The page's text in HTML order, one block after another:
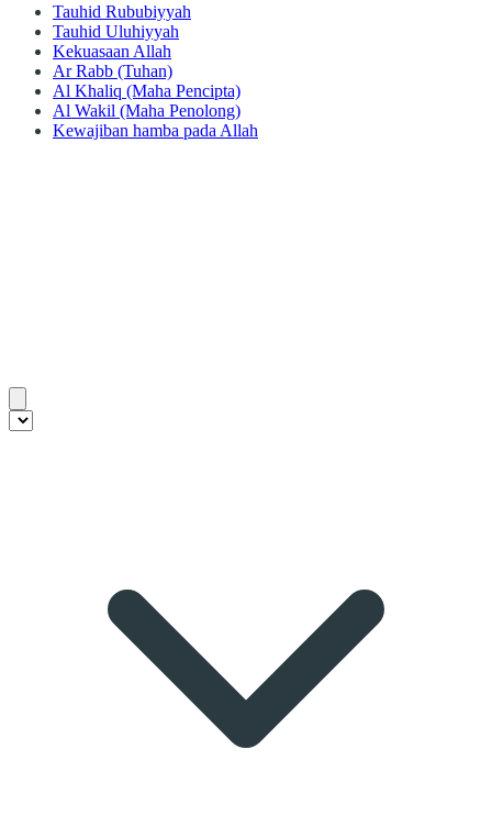
Tauhid Rububiyyah
Tauhid Uluhiyyah
Kekuasaan Allah
Ar Rabb (Tuhan)
Al Khaliq (Maha Pencipta)
Al Wakil (Maha Penolong)
Kewajiban hamba pada Allah